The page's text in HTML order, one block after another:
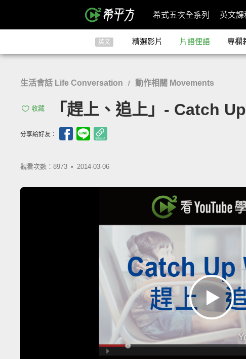
希式五次全系列 英文課
英文 精選影片 片語俚語 專欄
生活會話 Life Conversation / 動作相關 Movements
收藏 「趕上、追上」- Catch
分享給好友：
觀看次數：8973 • 2014-03-06